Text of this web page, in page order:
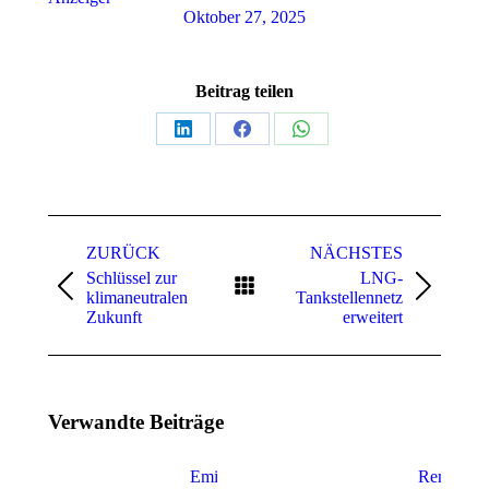
Oktober 27, 2025
Beitrag teilen
Teilen
Teilen
Teilen
ZURÜCK
Vorheriger
Beitrag:
Schlüssel zur
klimaneutralen
Zukunft
NÄCHSTES
Nächster
LNG-
Tankstellennetz
erweitert
Verwandte Beiträge
Emissionsfreies
Remote